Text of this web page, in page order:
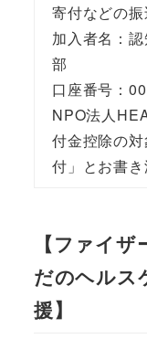
寄付などの
加入者名：
部
口座番号：
NPO法人
付金控除の
付」とお書き
【ファイ
だのヘルス
援】